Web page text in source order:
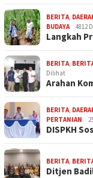
BERITA,
BUDAYA
4812
Langkah
BERITA,
Dilihat
Arahan
BERITA,
PERTANIAN
DISPKH
BERITA,
Ditjen